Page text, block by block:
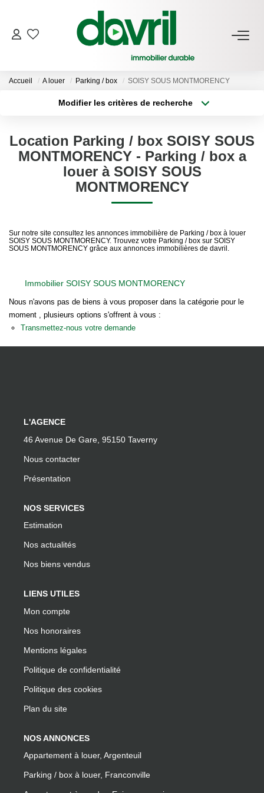
NOS BIENS
En Location
Gérés À Vendre
GESTION LOCATIVE
ESTIMATION LOCATIVE
Qui Sommes-Nous
Nos Actualités
EXTRANET
Davril Immo
Accueil A louer Parking / box SOISY SOUS MONTMORENCY
Modifier les critères de recherche
Type de bien Surface min
Plus de critères
Location Parking / box SOISY SOUS
MONTMORENCY - Parking / box a
louer à SOISY SOUS
MONTMORENCY
Sur notre site consultez les annonces immobilière de Parking / box à louer
SOISY SOUS MONTMORENCY. Trouvez votre Parking / box sur SOISY
SOUS MONTMORENCY grâce aux annonces immobilières de davril.
Immobilier SOISY SOUS MONTMORENCY
Nous n'avons pas de biens à vous proposer dans la catégorie pour le
moment , plusieurs options s'offrent à vous :
Transmettez-nous votre demande
L'AGENCE
46 Avenue De Gare, 95150 Taverny
Nous contacter
Présentation
NOS SERVICES
Estimation
Nos actualités
Nos biens vendus
LIENS UTILES
Mon compte
Nos honoraires
Mentions légales
Politique de confidentialité
Politique des cookies
Plan du site
NOS ANNONCES
Appartement à louer, Argenteuil
Parking / box à louer, Franconville